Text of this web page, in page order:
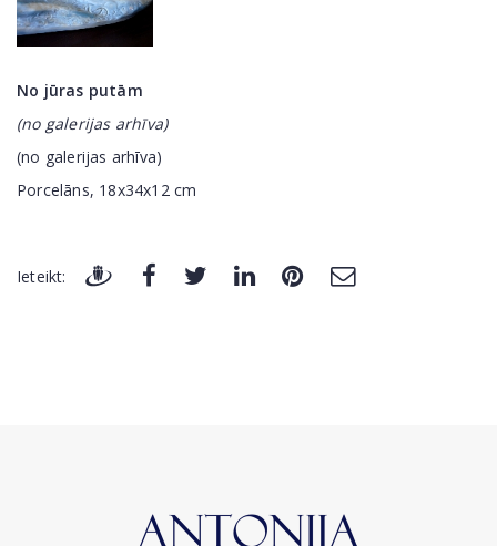
No jūras putām
(no galerijas arhīva)
(no galerijas arhīva)
Porcelāns, 18x34x12 cm
Ieteikt: